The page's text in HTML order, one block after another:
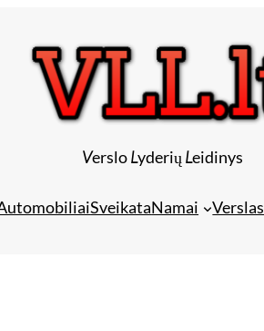
VersloLyderių Leidinys
SveikataNamai Verslas